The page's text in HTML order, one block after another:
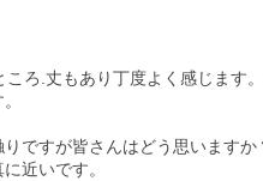
ろ.丈もあり丁度よく感じます
ですが皆さんはどう思いますか
近いです。